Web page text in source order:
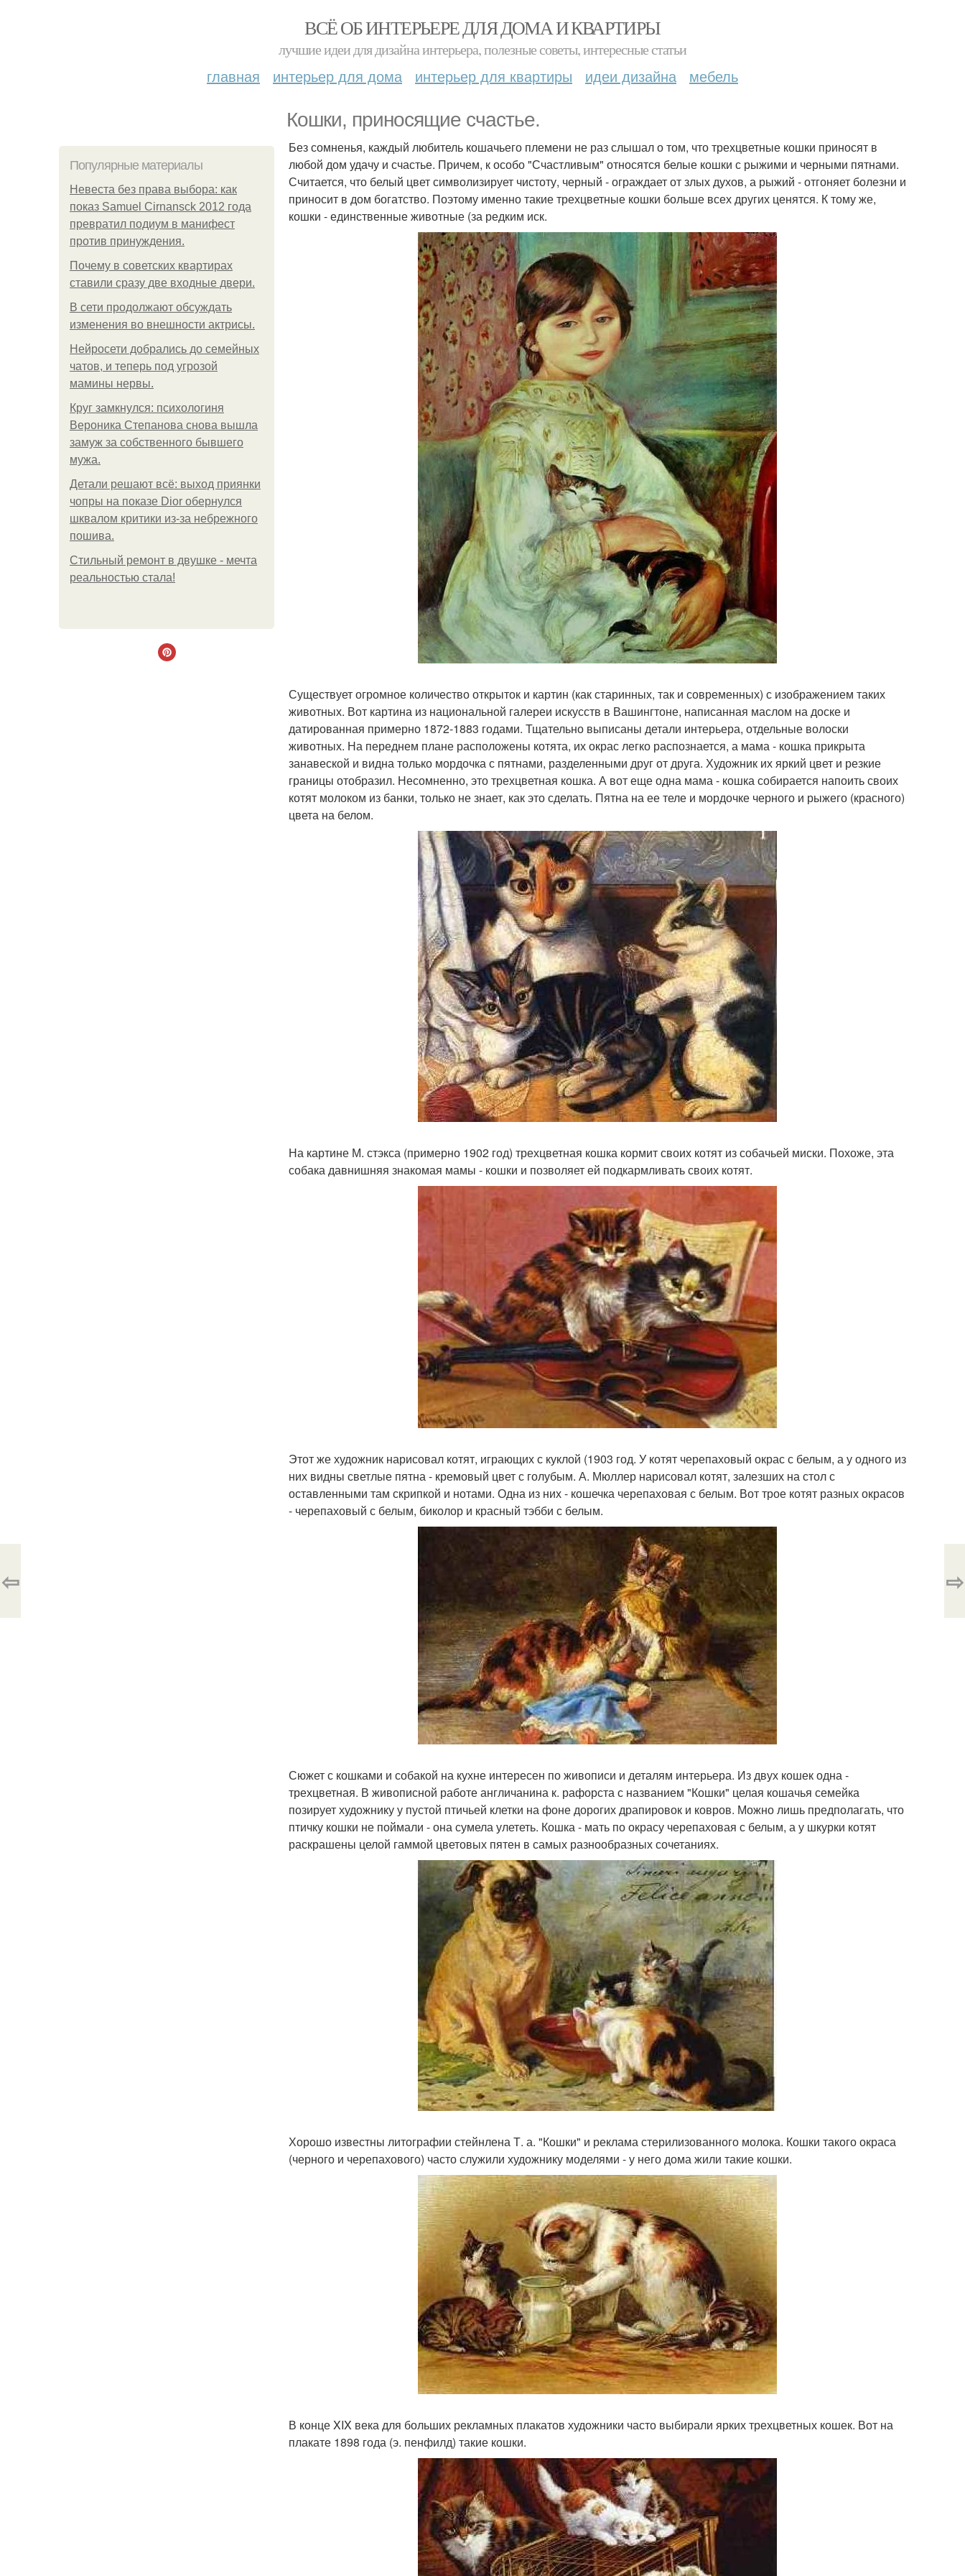
ВСЁ ОБ ИНТЕРЬЕРЕ ДЛЯ ДОМА И КВАРТИРЫ
лучшие идеи для дизайна интерьера, полезные советы, интересные статьи
главная интерьер для дома интерьер для квартиры идеи дизайна мебель
Кошки, приносящие счастье.
Популярные материалы
Невеста без права выбора: как
показ Samuel Cirnansck 2012 года
превратил подиум в манифест
против принуждения.
Почему в советских квартирах
ставили сразу две входные двери.
В сети продолжают обсуждать
изменения во внешности актрисы.
Нейросети добрались до семейных
чатов, и теперь под угрозой
мамины нервы.
Круг замкнулся: психологиня
Вероника Степанова снова вышла
замуж за собственного бывшего
мужа.
Детали решают всё: выход приянки
чопры на показе Dior обернулся
шквалом критики из-за небрежного
пошива.
Стильный ремонт в двушке - мечта
реальностью стала!
Без сомненья, каждый любитель кошачьего племени не раз слышал о том, что трехцветные кошки приносят в
любой дом удачу и счастье. Причем, к особо "Счастливым" относятся белые кошки с рыжими и черными пятнами.
Считается, что белый цвет символизирует чистоту, черный - ограждает от злых духов, а рыжий - отгоняет болезни и
приносит в дом богатство. Поэтому именно такие трехцветные кошки больше всех других ценятся. К тому же,
кошки - единственные животные (за редким иск.
Существует огромное количество открыток и картин (как старинных, так и современных) с изображением таких
животных. Вот картина из национальной галереи искусств в Вашингтоне, написанная маслом на доске и
датированная примерно 1872-1883 годами. Тщательно выписаны детали интерьера, отдельные волоски
животных. На переднем плане расположены котята, их окрас легко распознается, а мама - кошка прикрыта
занавеской и видна только мордочка с пятнами, разделенными друг от друга. Художник их яркий цвет и резкие
границы отобразил. Несомненно, это трехцветная кошка. А вот еще одна мама - кошка собирается напоить своих
котят молоком из банки, только не знает, как это сделать. Пятна на ее теле и мордочке черного и рыжего (красного)
цвета на белом.
На картине М. стэкса (примерно 1902 год) трехцветная кошка кормит своих котят из собачьей миски. Похоже, эта
собака давнишняя знакомая мамы - кошки и позволяет ей подкармливать своих котят.
Этот же художник нарисовал котят, играющих с куклой (1903 год. У котят черепаховый окрас с белым, а у одного из
них видны светлые пятна - кремовый цвет с голубым. А. Мюллер нарисовал котят, залезших на стол с
оставленными там скрипкой и нотами. Одна из них - кошечка черепаховая с белым. Вот трое котят разных окрасов
- черепаховый с белым, биколор и красный тэбби с белым.
Сюжет с кошками и собакой на кухне интересен по живописи и деталям интерьера. Из двух кошек одна -
трехцветная. В живописной работе англичанина к. рафорста с названием "Кошки" целая кошачья семейка
позирует художнику у пустой птичьей клетки на фоне дорогих драпировок и ковров. Можно лишь предполагать, что
птичку кошки не поймали - она сумела улететь. Кошка - мать по окрасу черепаховая с белым, а у шкурки котят
раскрашены целой гаммой цветовых пятен в самых разнообразных сочетаниях.
Хорошо известны литографии стейнлена Т. а. "Кошки" и реклама стерилизованного молока. Кошки такого окраса
(черного и черепахового) часто служили художнику моделями - у него дома жили такие кошки.
В конце XIX века для больших рекламных плакатов художники часто выбирали ярких трехцветных кошек. Вот на
плакате 1898 года (э. пенфилд) такие кошки.
⇦ ⇨